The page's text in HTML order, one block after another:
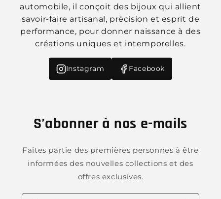
automobile, il conçoit des bijoux qui allient
savoir-faire artisanal, précision et esprit de
performance, pour donner naissance à des
créations uniques et intemporelles.
Instagram Facebook
S’abonner à nos e-mails
Faites partie des premières personnes à être
informées des nouvelles collections et des
offres exclusives.